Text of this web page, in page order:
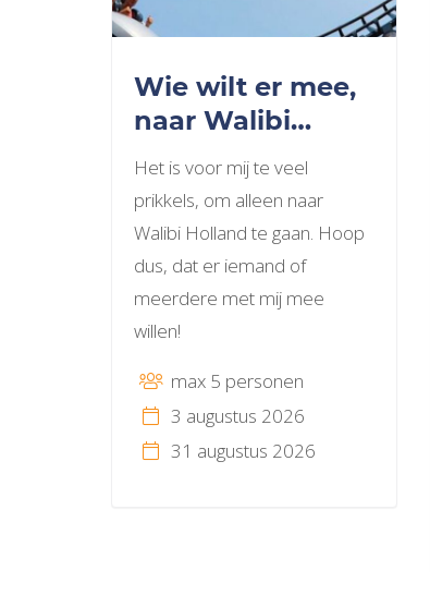
Wie wilt er mee,
naar Walibi
Holland?
Het is voor mij te veel
prikkels, om alleen naar
Walibi Holland te gaan. Hoop
dus, dat er iemand of
meerdere met mij mee
willen!
max 5 personen
3 augustus 2026
31 augustus 2026